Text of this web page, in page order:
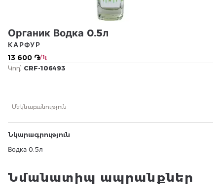
Органик Водка 0.5л
13 600 ֏/ 1լ
КАРФУР
Կոդ՝ CRF-106493
Մեկնաբանություն
Նկարագրություն
Водка 0.5л
Նմանատիպ ապրանքներ